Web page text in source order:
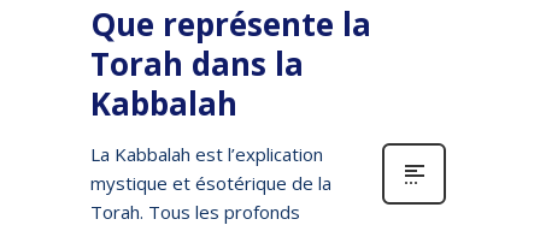
Que représente la
Torah dans la
Kabbalah
La Kabbalah est l’explication
mystique et ésotérique de la
Torah. Tous les profonds